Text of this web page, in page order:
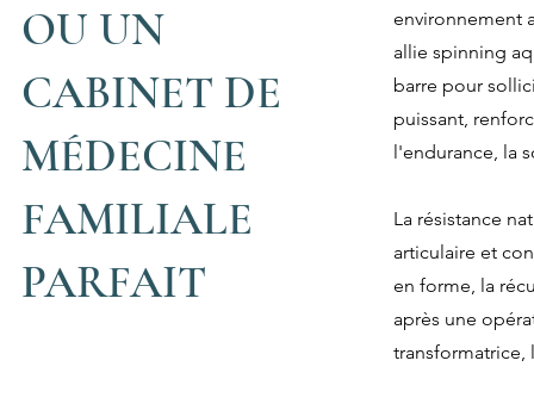
OU UN
CABINET DE
MÉDECINE
FAMILIALE
PARFAIT
environnement
allie spinning
barre pour
puissant,
l'endurance, la
La résistance
articulaire et
en forme, la
après une